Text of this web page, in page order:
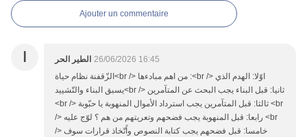
Ajouter un commentaire
الطير الحر 26/06/2026 16:45
الزّقفنة نظام حياة<br /> من اهم مبادءها :<br /> اوّلا: الهدم الذي
يسبق البناء والتّشييد<br /> ثانيا: قبل البناء يجب البحث عن المتآمرين
<br /> ثالثا: قبل المتآمرين يجب استرداد الأموال المنهوبة يا حبّوبة <br
/> رابعا: قبل المنهوبة يجب فضحهم وتعريتهم من هم ؟ لوّج عليه <br
/> خامسا: قبل فضحهم يجب كتابة النصوص واًتّخاذ قرارات سوف